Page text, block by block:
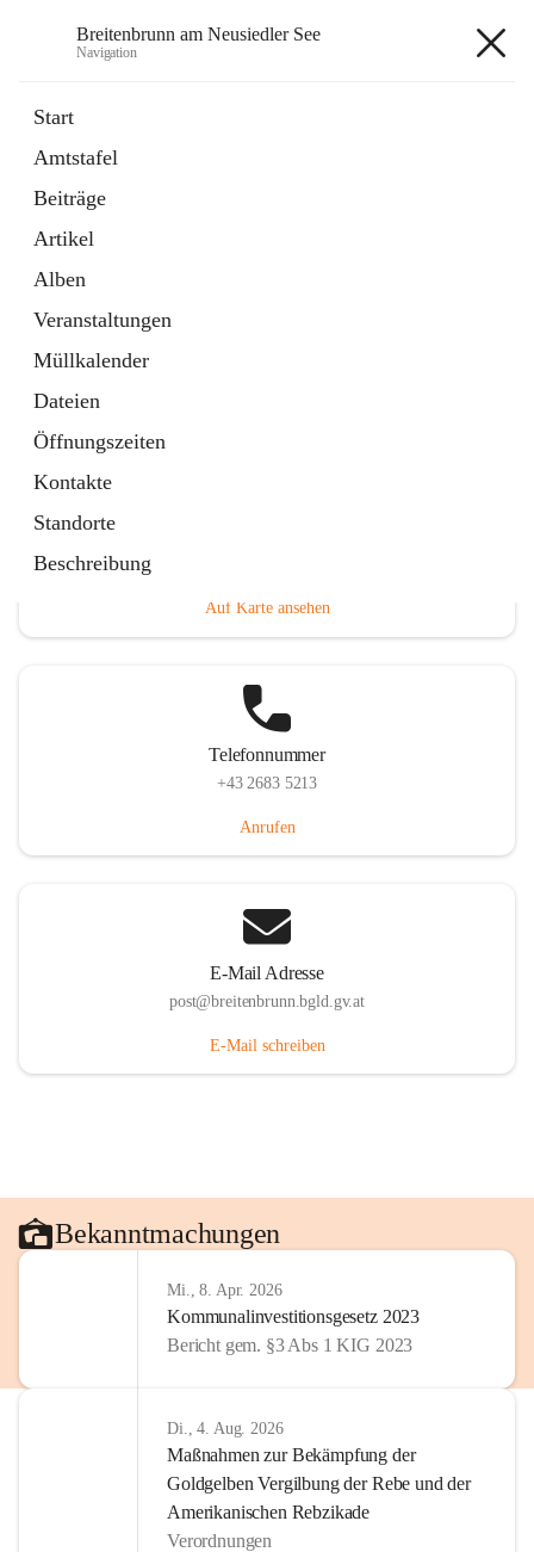
Breitenbrunn am Neusiedler See
Navigation
Start
Amtstafel
Beiträge
Artikel
Alben
Veranstaltungen
Müllkalender
Dateien
Öffnungszeiten
Kontakte
Standorte
Beschreibung
18 Schnellzugriffe
Gemeindeservice
Auf Karte ansehen
Telefonnummer
+43 2683 5213
Anrufen
E-Mail Adresse
post@breitenbrunn.bgld.gv.at
E-Mail schreiben
Bekanntmachungen
Mi., 8. Apr. 2026
Kommunalinvestitionsgesetz 2023
Bericht gem. §3 Abs 1 KIG 2023
Di., 4. Aug. 2026
Maßnahmen zur Bekämpfung der
Goldgelben Vergilbung der Rebe und der
Amerikanischen Rebzikade
Verordnungen